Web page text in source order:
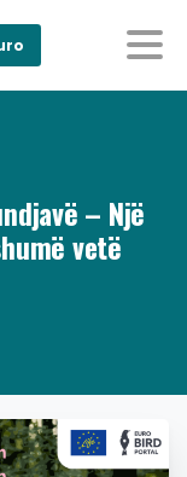
– Një
vetë